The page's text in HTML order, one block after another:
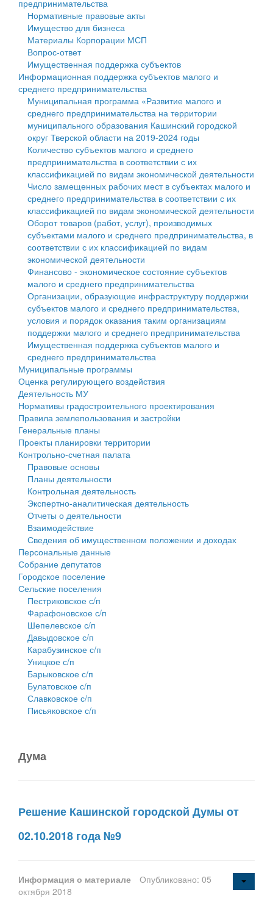
Государственные услуги
Промышленность и АПК
Экономика и бизнес
...
Символика
Устав
Гостям округа
Туризм
Культура
Образование
Здравоохранение
Социальная защита
Фотоальбом
муниципального округа Тверской области
Администрация Кашинского муниципального округа
Тверской области
Управление сельскими территориями
Открытые данные
Работа с обращениями граждан
Муниципальный контроль
Муниципальные услуги
Проекты административных регламентов
Антимонопольный комплаенс
Противодействие коррупции
Финансовое управление
Бюджет для граждан
Имущество
Выявление правообладателей ранее учтенных
объектов недвижимости
Имущественная поддержка субъектов малого и
среднего предпринимательства
Информационная поддержка субъектов малого и
среднего предпринимательства
Муниципальные программы
Контрольно-счетная палата
Персональные данные
Оценка регулирующего воздействия
Деятельность МУ
Нормативы градостроительного проектирования
Правила землепользования и застройки
Генеральные планы
Проекты планировки территории
Собрание депутатов
Городское поселение
Сельские поселения
предпринимательства
Нормативные правовые акты
Имущество для бизнеса
Материалы Корпорации МСП
Вопрос-ответ
Имущественная поддержка субъектов
Информационная поддержка субъектов малого и
среднего предпринимательства
Муниципальная программа «Развитие малого и
среднего предпринимательства на территории
муниципального образования Кашинский городской
округ Тверской области на 2019-2024 годы
Количество субъектов малого и среднего
предпринимательства в соответствии с их
классификацией по видам экономической деятельности
Число замещенных рабочих мест в субъектах малого и
среднего предпринимательства в соответствии с их
классификацией по видам экономической деятельности
Оборот товаров (работ, услуг), производимых
субъектами малого и среднего предпринимательства, в
соответствии с их классификацией по видам
экономической деятельности
Финансово - экономическое состояние субъектов
малого и среднего предпринимательства
Организации, образующие инфраструктуру поддержки
субъектов малого и среднего предпринимательства,
условия и порядок оказания таким организациям
поддержки малого и среднего предпринимательства
Имущественная поддержка субъектов малого и
среднего предпринимательства
Муниципальные программы
Оценка регулирующего воздействия
Деятельность МУ
Нормативы градостроительного проектирования
Правила землепользования и застройки
Генеральные планы
Проекты планировки территории
Контрольно-счетная палата
Правовые основы
Планы деятельности
Контрольная деятельность
Экспертно-аналитическая деятельность
Отчеты о деятельности
Взаимодействие
Сведения об имущественном положении и доходах
Персональные данные
Собрание депутатов
Городское поселение
Сельские поселения
Пестриковское с/п
Фарафоновское с/п
Шепелевское с/п
Давыдовское с/п
Карабузинское с/п
Уницкое с/п
Барыковское с/п
Булатовское с/п
Славковское с/п
Письяковское с/п
Дума
Решение Кашинской городской Думы от
02.10.2018 года №9
Информация о материале
Опубликовано: 05
октября 2018